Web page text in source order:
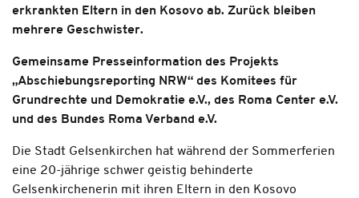
erkrankten Eltern in den Kosovo ab. Zurück bleiben
mehrere Geschwister.
Gemeinsame Presseinformation des Projekts
„Abschiebungsreporting NRW“ des Komitees für
Grundrechte und Demokratie e.V., des Roma Center e.V.
und des Bundes Roma Verband e.V.
Die Stadt Gelsenkirchen hat während der Sommerferien
eine 20-jährige schwer geistig behinderte
Gelsenkirchenerin mit ihren Eltern in den Kosovo